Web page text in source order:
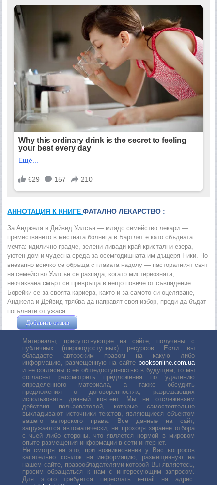
АННОТАЦИЯ К КНИГЕФАТАЛНО ЛЕКАРСТВО :
За Анджела и Дейвид Уилсън — младо семейство лекари —
преместването в местната болница в Бартлет е като сбъдната
мечта: идилично градче, зелени ливади край кристални езера,
уютен дом и чудесна среда за осемгодишната им дъщеря Ники. Но
внезапно всичко се обръща с главата надолу — пасторалният свят
на семейство Уилсън се разпада, когато мистериозната,
неочаквана смърт се превръща в нещо повече от съвпадение.
Борейки се за своята кариера, както и за самото си оцеляване,
Анджела и Дейвид трябва да направят своя избор, преди да бъдат
погълнати от ужаса…
Добавить отзыв
Материалы, присутствующие на сайте, получены с
публичных (широкодоступных) ресурсов. Если вы
обладаете авторским правом на какую либо
информацию, размещенную на сайте booksonline.com.ua
и не согласны с её общедоступностью в будущем, то мы
согласны рассмотреть предложения по удалению
определенного материала, а также обсудить
предложения о договоренностях, разрешающих
использовать данный контент. Мы не отслеживаем
действия пользователей, которые самостоятельно
выкладывают источники текстов, являющиеся объектом
вашего авторского права. Все данные на сайт,
загружаются автоматически, не проходя заранее отбора
с чьей либо стороны, что является нормой в мировом
опыте размещения информации в сети интернет.
Не смотря на это, при возникновении у Вас вопросов
касательно ссылок на информацию, размещенную на
нашем сайте, правообладателями которой Вы являетесь,
просим обращаться к нам с интересующим запросом.
Для этого требуется переслать е-mail на адрес: